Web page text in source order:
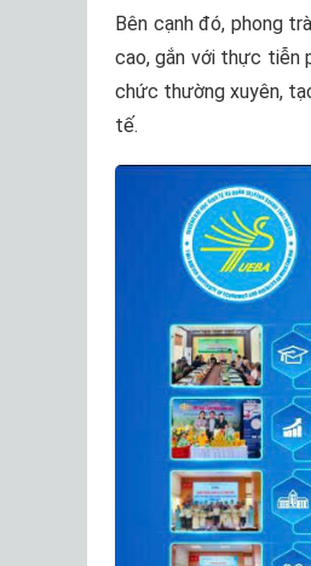
Bên cạnh đó, phong
cao, gắn với thực tiễn
chức thường xuyên,
tế.